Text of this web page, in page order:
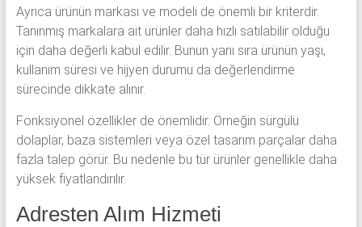
Ayrıca ürünün markası ve modeli de önemli bir kriterdir.
Tanınmış markalara ait ürünler daha hızlı satılabilir olduğu
için daha değerli kabul edilir. Bunun yanı sıra ürünün yaşı,
kullanım süresi ve hijyen durumu da değerlendirme
sürecinde dikkate alınır.
Fonksiyonel özellikler de önemlidir. Örneğin sürgülü
dolaplar, baza sistemleri veya özel tasarım parçalar daha
fazla talep görür. Bu nedenle bu tür ürünler genellikle daha
yüksek fiyatlandırılır.
Adresten Alım Hizmeti